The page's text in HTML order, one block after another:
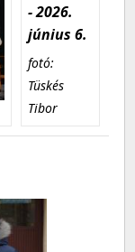
- 2026.
június 6.
fotó:
Tüskés
Tibor